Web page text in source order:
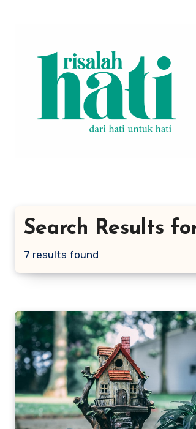
Search Results
7 results found